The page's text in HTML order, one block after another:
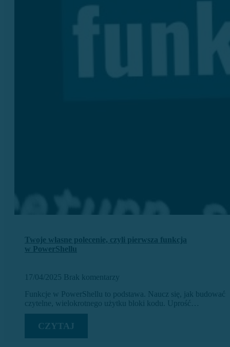
Twoje własne polecenie, czyli pierwsza funkcja
w PowerShellu
17/04/2025 Brak komentarzy
Funkcje w PowerShellu to podstawa. Naucz się, jak budować
czytelne, wielokrotnego użytku bloki kodu. Uprość…
CZYTAJ